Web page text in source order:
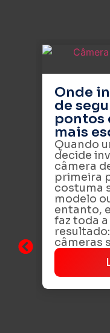
Onde
de
pontos
mais
Quando
decide
câmera
primeira
costuma
modelo
entanto,
faz toda
câmeras